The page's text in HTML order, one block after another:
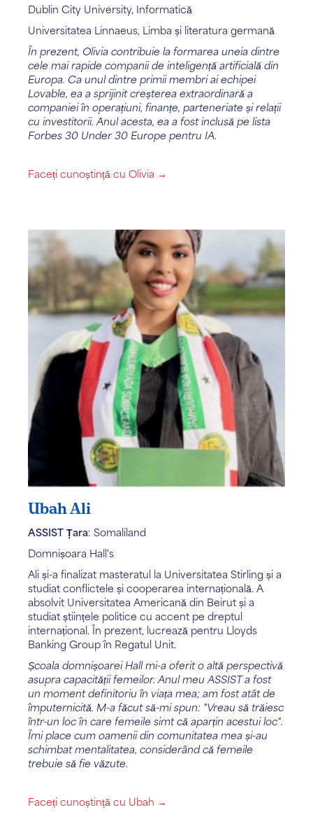
Dublin City University, Informatică
Universitatea Linnaeus, Limba și literatura germană
În prezent, Olivia contribuie la formarea uneia dintre
cele mai rapide companii de inteligență artificială din
Europa. Ca unul dintre primii membri ai echipei
Lovable, ea a sprijinit creșterea extraordinară a
companiei în operațiuni, finanțe, parteneriate și relații
cu investitorii. Anul acesta, ea a fost inclusă pe lista
Forbes 30 Under 30 Europe pentru IA.
Faceți cunoștință cu Olivia →
Ubah Ali
ASSIST Țara: Somaliland
Domnișoara Hall's
Ali și-a finalizat masteratul la Universitatea Stirling și a
studiat conflictele și cooperarea internațională. A
absolvit Universitatea Americană din Beirut și a
studiat științele politice cu accent pe dreptul
internațional. În prezent, lucrează pentru Lloyds
Banking Group în Regatul Unit.
Școala domnișoarei Hall mi-a oferit o altă perspectivă
asupra capacității femeilor. Anul meu ASSIST a fost
un moment definitoriu în viața mea; am fost atât de
împuternicită. M-a făcut să-mi spun: "Vreau să trăiesc
într-un loc în care femeile simt că aparțin acestui loc".
Îmi place cum oamenii din comunitatea mea și-au
schimbat mentalitatea, considerând că femeile
trebuie să fie văzute.
Faceți cunoștință cu Ubah →